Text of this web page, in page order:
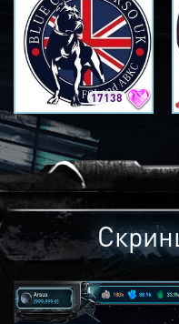
17138